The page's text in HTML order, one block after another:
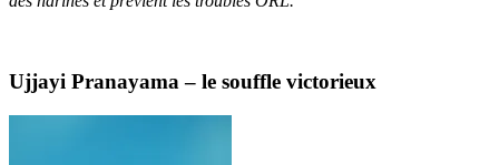
Ujjayi Pranayama – le souffle victorieux